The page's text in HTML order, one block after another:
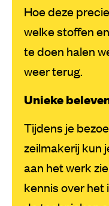
Hoe deze
welke stoffen
te doen halen
weer terug.
Unieke
Tijdens je
zeilmakerij kun
aan het werk
kennis over